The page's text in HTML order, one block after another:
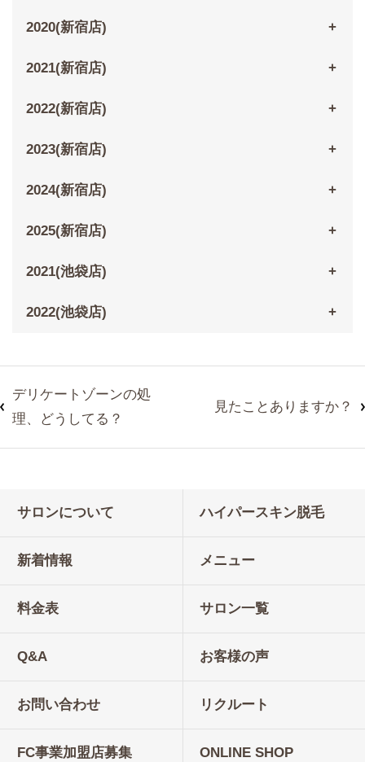
2020(新宿店)
2021(新宿店)
2022(新宿店)
2023(新宿店)
2024(新宿店)
2025(新宿店)
2021(池袋店)
2022(池袋店)
デリケートゾーンの処
理、どうしてる？
見たことありますか？
サロンについて ハイパースキン脱毛
新着情報 メニュー
料金表 サロン一覧
Q&A お客様の声
お問い合わせ リクルート
FC事業加盟店募集 ONLINE SHOP